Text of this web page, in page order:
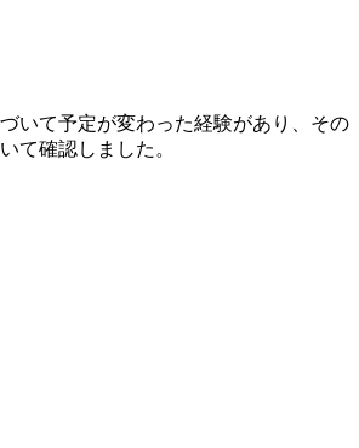
いて予定が変わった経験があり、その
て確認しました。